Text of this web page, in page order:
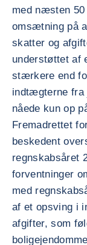
med næsten 50
omsætning på
skatter og
understøttet af
stærkere end
indtægterne
nåede kun op
Fremadrettet
beskedent
regnskabsåret
forventninger
med
af et opsving i
afgifter, som